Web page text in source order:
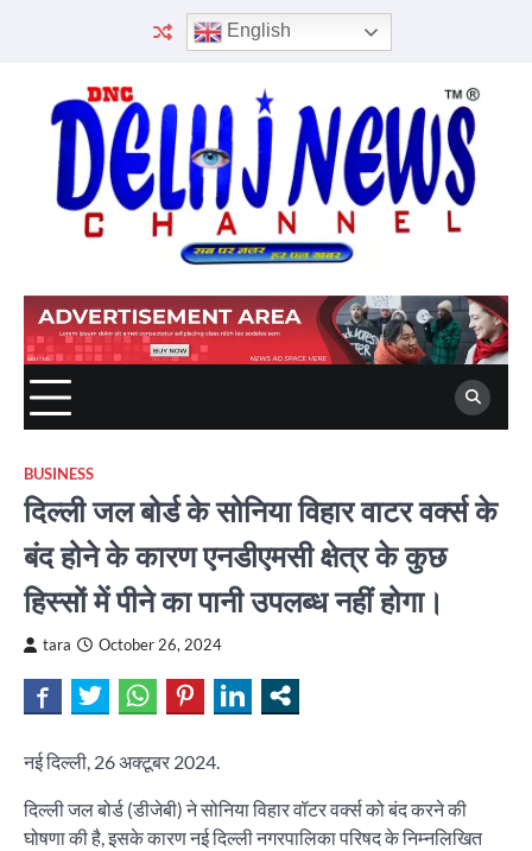
English
BUSINESS
दिल्ली जल बोर्ड के सोनिया विहार वाटर वर्क्स के
बंद होने के कारण एनडीएमसी क्षेत्र के कुछ
हिस्सों में पीने का पानी उपलब्ध नहीं होगा।
tara October 26, 2024
नई दिल्ली, 26 अक्टूबर 2024.
दिल्ली जल बोर्ड (डीजेबी) ने सोनिया विहार वॉटर वर्क्स को बंद करने की
घोषणा की है, इसके कारण नई दिल्ली नगरपालिका परिषद के निम्नलिखित